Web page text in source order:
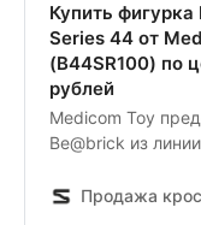
Купить
Series 44 от
(B44SR100) по
рублей
Medicom Toy
Be@brick из
каждой упаковки